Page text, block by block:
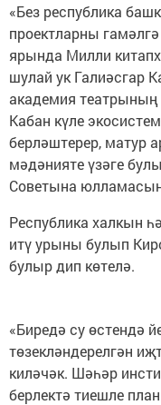
«Без республика
проектларны
ярында Милли
шулай ук Галиәсгар
академия театрының
Кабан күле
берләштерер, матур
мәдәнияте үзәге
Советына
Республика халкын
итү урыны булып
булыр дип көтелә.
«Биредә су өстендә
төзекләндерелгән
киләчәк. Шәһәр
берлектә тиешле